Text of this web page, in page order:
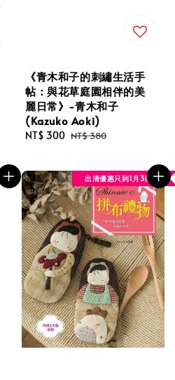
《青木和子的刺繡生活手
帖：與花草庭園相伴的美
麗日常》-青木和子
(Kazuko Aoki)
Sale
NT$ 300 Regular
NT$ 380
出清優惠只到1月3日